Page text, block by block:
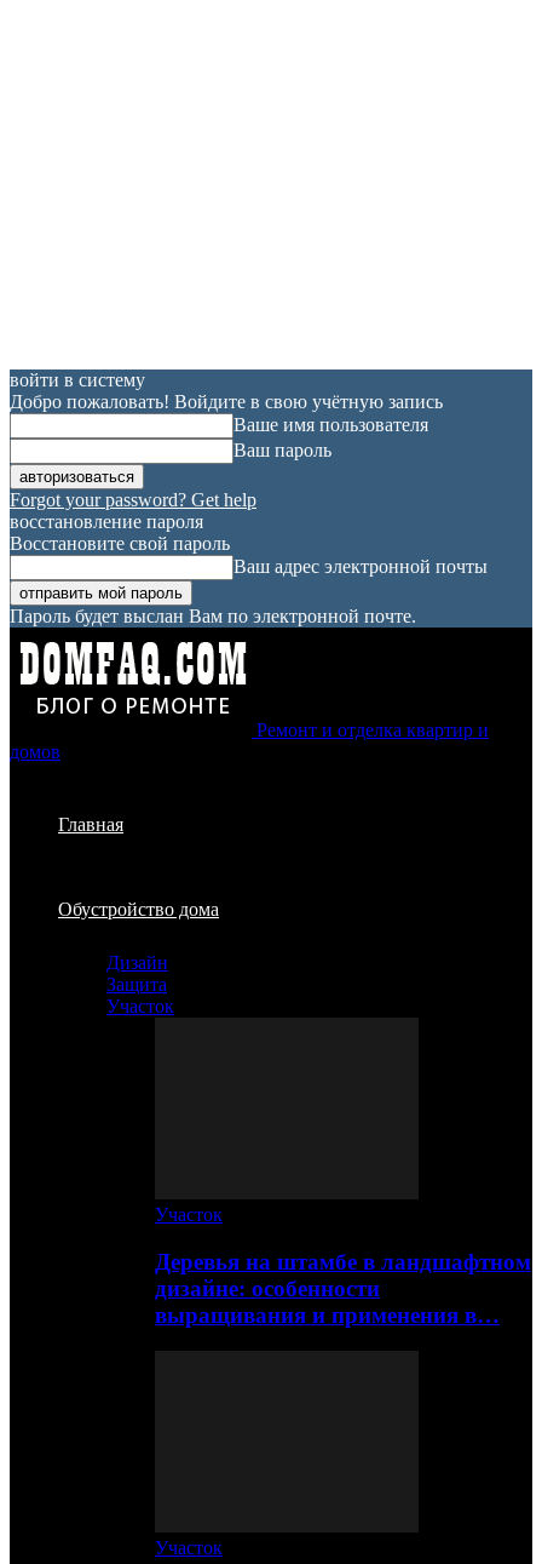
войти в систему
Добро пожаловать! Войдите в свою учётную запись
Ваше имя пользователя
Ваш пароль
Forgot your password? Get help
восстановление пароля
Восстановите свой пароль
Ваш адрес электронной почты
Пароль будет выслан Вам по электронной почте.
Ремонт и отделка квартир и
домов
Главная
Обустройство дома
Дизайн
Защита
Участок
Участок
Деревья на штамбе в ландшафтном
дизайне: особенности
выращивания и применения в…
Участок